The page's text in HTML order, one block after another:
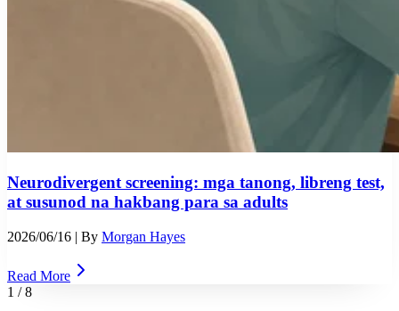
Neurodivergent screening: mga tanong, libreng test,
at susunod na hakbang para sa adults
2026/06/16 | By Morgan Hayes
Read More
1 /8